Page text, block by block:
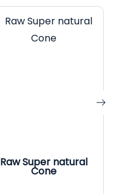
Raw Super natural
Cone